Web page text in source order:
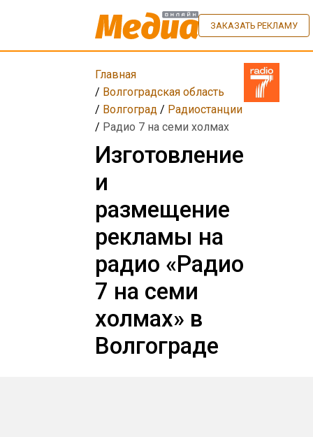
ЗАКАЗАТЬ РЕКЛАМУ
Главная
/ Волгоградская область
/ Волгоград / Радиостанции
/ Радио 7 на семи холмах
Изготовление
и
размещение
рекламы на
радио «Радио
7 на семи
холмах» в
Волгограде